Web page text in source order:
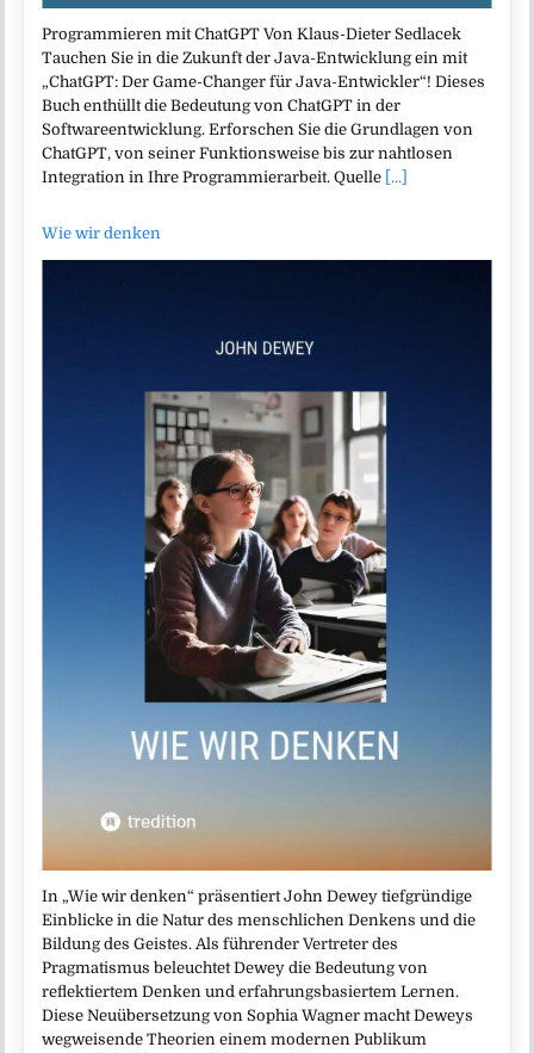
Programmieren mit ChatGPT Von Klaus-Dieter Sedlacek
Tauchen Sie in die Zukunft der Java-Entwicklung ein mit
„ChatGPT: Der Game-Changer für Java-Entwickler“! Dieses
Buch enthüllt die Bedeutung von ChatGPT in der
Softwareentwicklung. Erforschen Sie die Grundlagen von
ChatGPT, von seiner Funktionsweise bis zur nahtlosen
Integration in Ihre Programmierarbeit. Quelle [...]
Wie wir denken
In „Wie wir denken“ präsentiert John Dewey tiefgründige
Einblicke in die Natur des menschlichen Denkens und die
Bildung des Geistes. Als führender Vertreter des
Pragmatismus beleuchtet Dewey die Bedeutung von
reflektiertem Denken und erfahrungsbasiertem Lernen.
Diese Neuübersetzung von Sophia Wagner macht Deweys
wegweisende Theorien einem modernen Publikum